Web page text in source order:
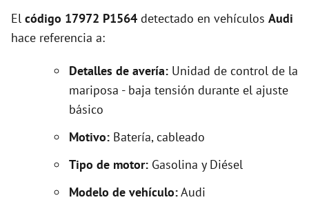
El código 17972 P1564 detectado en vehículos Audi
hace referencia a:
Detalles de avería: Unidad de control de la
mariposa - baja tensión durante el ajuste
básico
Motivo: Batería, cableado
Tipo de motor: Gasolina y Diésel
Modelo de vehículo:Audi